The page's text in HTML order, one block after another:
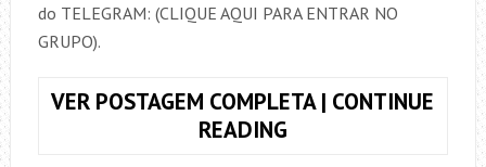
do TELEGRAM: (CLIQUE AQUI PARA ENTRAR NO
GRUPO).
VER POSTAGEM COMPLETA | CONTINUE
READINGTOQUE